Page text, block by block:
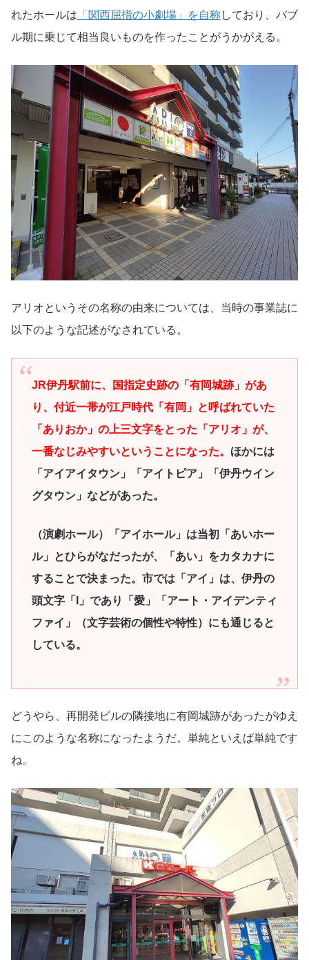
れたホールは 「関西屈指の小劇場」を自称しており、バブ
ル期に乗じて相当良いものを作ったことがうかがえる。
アリオというその名称の由来については、当時の事業誌に
以下のような記述がなされている。
JR伊丹駅前に、国指定史跡の「有岡城跡」があ
り、付近一帯が江戸時代「有岡」と呼ばれていた
「ありおか」の上三文字をとった「アリオ」が、
一番なじみやすいということになった。 ほかには
「アイアイタウン」「アイトピア」「伊丹ウイン
グタウン」などがあった。
（演劇ホール）「アイホール」は当初「あいホー
ル」とひらがなだったが、「あい」をカタカナに
することで決まった。市では「アイ」は、伊丹の
頭文字「I」であり「愛」「アート・アイデンティ
ファイ」（文字芸術の個性や特性）にも通じると
している。
どうやら、再開発ビルの隣接地に有岡城跡があったがゆえ
にこのような名称になったようだ。単純といえば単純です
ね。